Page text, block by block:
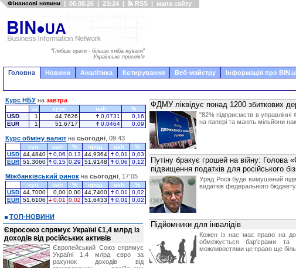
Фінансові новини | 06.08.26 | 23:24 | RSS | мапа сайту
"Глибше орати - більше хліба жувати"
Українське прислів'я
Головна Новини Аналітика Котирування Веб-майстру Інформація про
ФДМУ ліквідує понад 1200 збиткових
"82% підприємств в
на папері та мають мільйони
Путіну бракує грошей на війну: Голова
підвищення податків для російського
Уряд Росії буде вимушений
видатків федерального
Підйомники для інвалідів
Кожен із нас має право на
обмежується бар'єрами
можливостями це право ще
Курс НБУ на завтра
за курс uah
%
USD
1 44,7626 0,0731
0,16
EUR
1 51,6717 0,0464 0,09
Курс обміну валют на сьогодні , 09:43
куп. uah % прод. uah
%
USD 44,4840 0,06 0,13 44,9364 0,01
0,03
EUR 51,3060 0,15 0,29 51,9148 0,06 0,12
Міжбанківський ринок на сьогодні , 17:05
куп. uah % прод. uah
%
USD 44,7000 0,00 0,00 44,7400 0,01
0,02
EUR 51,6106 0,01 0,02 51,6433 0,01 0,02
ТОП-НОВИНИ
Євросоюз спрямує Україні €1,4 млрд із
доходів від російських активів
Європейський Союз спрямує
Україні 1,4 млрд євро за
рахунок доходів від